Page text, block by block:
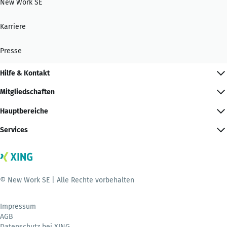
New Work SE
Karriere
Presse
Hilfe & Kontakt
Mitgliedschaften
Hauptbereiche
Services
© New Work SE | Alle Rechte vorbehalten
Impressum
AGB